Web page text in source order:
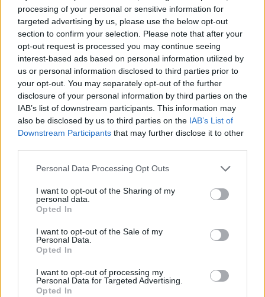
processing of your personal or sensitive information for
targeted advertising by us, please use the below opt-out
section to confirm your selection. Please note that after your
opt-out request is processed you may continue seeing
interest-based ads based on personal information utilized by
us or personal information disclosed to third parties prior to
your opt-out. You may separately opt-out of the further
disclosure of your personal information by third parties on the
IAB’s list of downstream participants. This information may
also be disclosed by us to third parties on the IAB’s List of
Downstream Participants that may further disclose it to other
Personal Data Processing Opt Outs
I want to opt-out of the Sharing of my
personal data.
Opted In
I want to opt-out of the Sale of my
Personal Data.
Opted In
I want to opt-out of processing my
Personal Data for Targeted Advertising.
Opted In
Δρομολόγια
Εορτολόγιο
Αγγελίες
Κηδείες